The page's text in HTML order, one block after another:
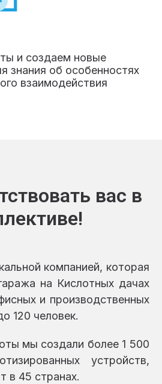
и создаем новые
знания об особенностях
взаимодействия
вас в
компанией, которая
на Кислотных дачах
и производственных
120 человек.
мы создали более 1 500
устройств,
в 45 странах.